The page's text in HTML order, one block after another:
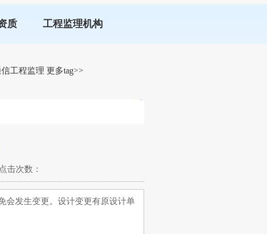
质 工程监理机构
工程监理 更多tag>>
击次数：
会发生变更。设计变更有原设计单